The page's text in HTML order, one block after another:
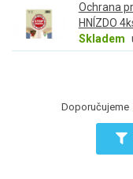
Ochrana
HNÍZDO
Skladem
Doporučujeme